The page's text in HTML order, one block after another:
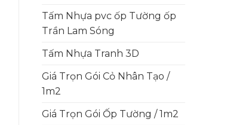
Tấm Nhựa pvc ốp Tường ốp
Trần Lam Sóng
Tấm Nhựa Tranh 3D
Giá Trọn Gói Cỏ Nhân Tạo /
1m2
Giá Trọn Gói Ốp Tường / 1m2